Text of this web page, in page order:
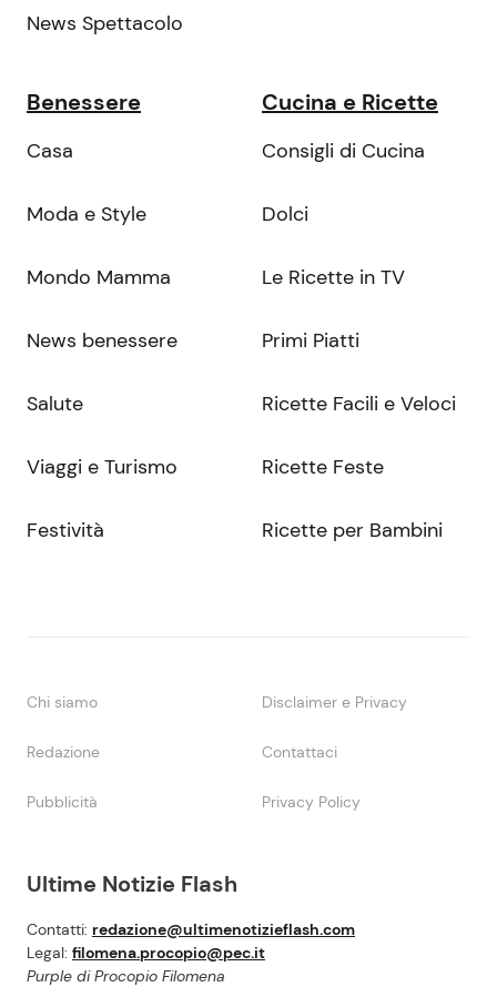
Ultime Notizie Flash
Contatti: redazione@ultimenotizieflash.com
Legal: filomena.procopio@pec.it
Purple di Procopio Filomena
News Spettacolo
Benessere
Casa
Moda e Style
Mondo Mamma
News benessere
Salute
Viaggi e Turismo
Festività
Cucina e Ricette
Consigli di Cucina
Dolci
Le Ricette in TV
Primi Piatti
Ricette Facili e Veloci
Ricette Feste
Ricette per Bambini
Chi siamo Disclaimer e Privacy
Redazione Contattaci
Pubblicità Privacy Policy